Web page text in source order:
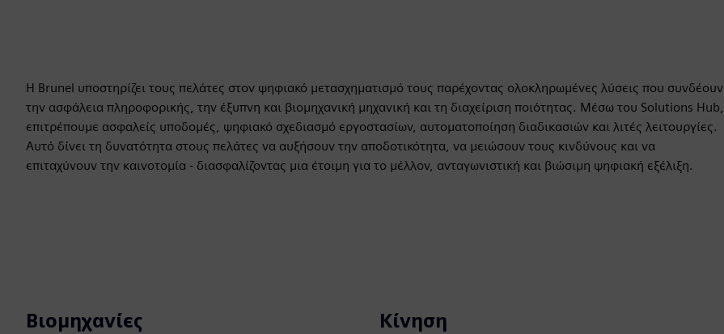
Η Brunel υποστηρίζει τους πελάτες στον ψηφιακό μετασχηματισμό τους παρέχοντας ολοκληρωμένες λύσεις που συνδέουν
την ασφάλεια πληροφορικής, την έξυπνη και βιομηχανική μηχανική και τη διαχείριση ποιότητας. Μέσω του Solutions Hub,
επιτρέπουμε ασφαλείς υποδομές, ψηφιακό σχεδιασμό εργοστασίων, αυτοματοποίηση διαδικασιών και λιτές λειτουργίες.
Αυτό δίνει τη δυνατότητα στους πελάτες να αυξήσουν την αποδοτικότητα, να μειώσουν τους κινδύνους και να
επιταχύνουν την καινοτομία - διασφαλίζοντας μια έτοιμη για το μέλλον, ανταγωνιστική και βιώσιμη ψηφιακή εξέλιξη.
Βιομηχανίες Κίνηση